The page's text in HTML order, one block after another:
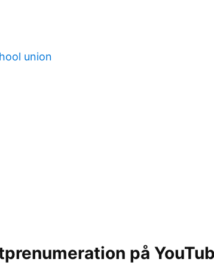
union
på